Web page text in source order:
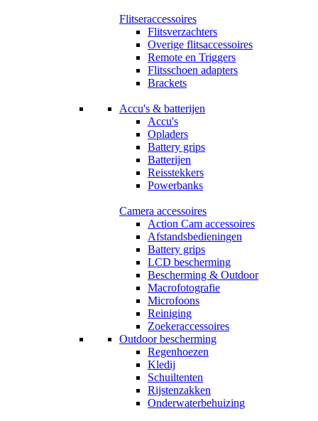
Flitseraccessoires
Flitsverzachters
Overige flitsaccessoires
Remote en Triggers
Flitsschoen adapters
Brackets
Accu's & batterijen
Accu's
Opladers
Battery grips
Batterijen
Reisstekkers
Powerbanks
Camera accessoires
Action Cam accessoires
Afstandsbedieningen
Battery grips
LCD bescherming
Bescherming & Outdoor
Macrofotografie
Microfoons
Reiniging
Zoekeraccessoires
Outdoor bescherming
Regenhoezen
Kledij
Schuiltenten
Rijstenzakken
Onderwaterbehuizing